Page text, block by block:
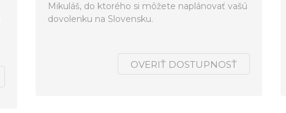
Mikuláš, do ktorého si môžete naplánovať vašú
dovolenku na Slovensku.
OVERIŤ DOSTUPNOSŤ